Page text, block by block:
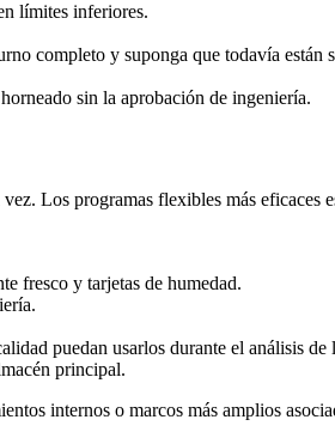
límites inferiores.
completo y suponga que todavía están
sin la aprobación de ingeniería.
Los programas flexibles más eficaces
fresco y tarjetas de humedad.
puedan usarlos durante el análisis de
principal.
internos o marcos más amplios